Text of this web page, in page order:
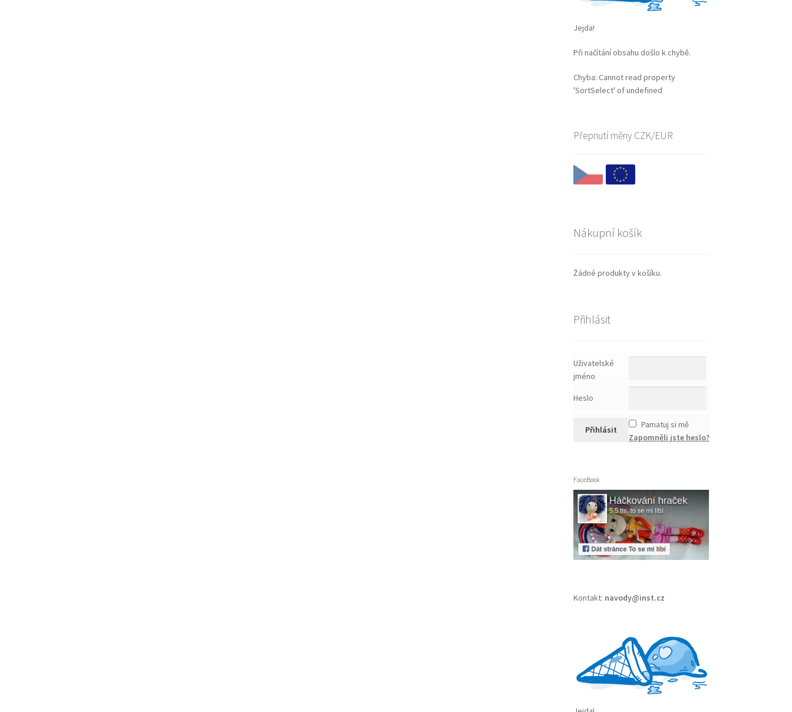
Jejda!
Při načítání obsahu došlo k chybě.
Chyba: Cannot read property
'SortSelect' of undefined
Přepnutí měny CZK/EUR
Nákupní košík
Žádné produkty v košíku.
Přihlásit
Uživatelské
jméno
Heslo
Pamatuj si mě
Zapomněli jste heslo?
FaceBook
Kontakt: navody@inst.cz